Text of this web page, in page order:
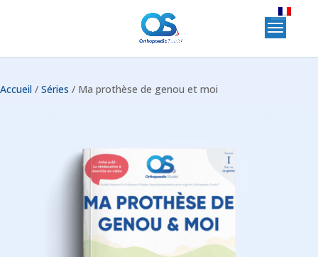
Accueil / Séries / Ma prothèse de genou et moi